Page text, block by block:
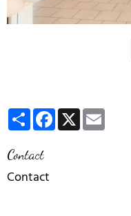
PartagerFacebook
X
Contact
Contact